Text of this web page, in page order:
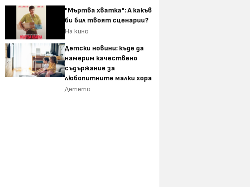
"Мъртва хватка": А какъв
би бил твоят сценарии?
На кино
Детски новини: къде да
намерим качествено
съдържание за
любопитните малки хора
Детето